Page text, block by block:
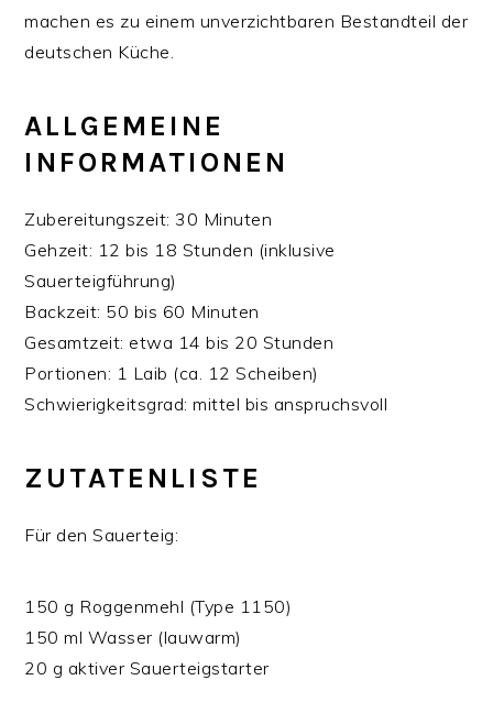
machen es zu einem unverzichtbaren Bestandteil der
deutschen Küche.
ALLGEMEINE
INFORMATIONEN
Zubereitungszeit: 30 Minuten
Gehzeit: 12 bis 18 Stunden (inklusive
Sauerteigführung)
Backzeit: 50 bis 60 Minuten
Gesamtzeit: etwa 14 bis 20 Stunden
Portionen: 1 Laib (ca. 12 Scheiben)
Schwierigkeitsgrad: mittel bis anspruchsvoll
ZUTATENLISTE
Für den Sauerteig:
150 g Roggenmehl (Type 1150)
150 ml Wasser (lauwarm)
20 g aktiver Sauerteigstarter